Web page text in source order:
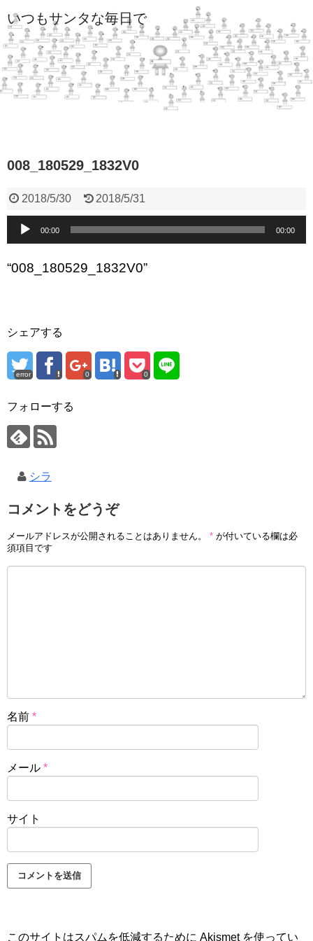
いつもサンタな毎日で
008_180529_1832V0
2018/5/30 2018/5/31
声
プ
ヤ
ー
00:00 00:00
“008_180529_1832V0”
シェアする
error 0 0
フォローする
シラ
コメントをどうぞ
メールアドレスが公開されることはありません。 * が付いている欄は必
須項目です
名前 *
メール *
サイト
このサイトはスパムを低減するために Akismet を使ってい